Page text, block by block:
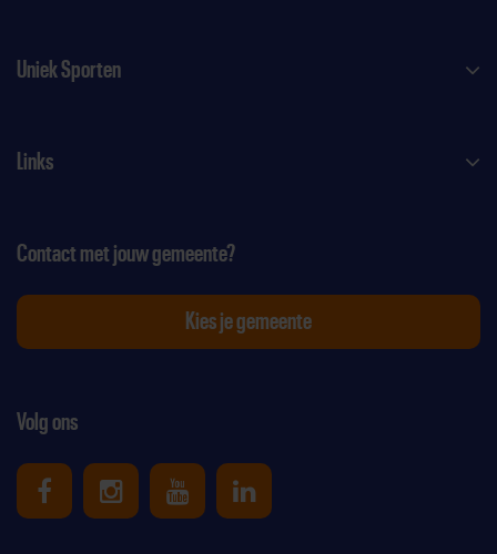
Uniek Sporten
Links
Volg ons
Uniek Sporten op Facebook
Uniek Sporten op Instagram
Uniek Sporten op Youtube
Uniek Sporten op
Contact met jouw gemeente?
Kies je gemeente